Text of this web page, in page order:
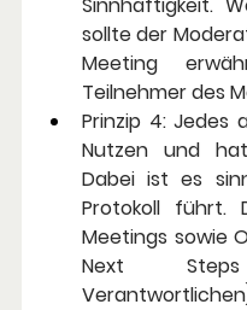
sollte der
Meeting
Teilnehmer des
Prinzip 4: Jedes
Nutzen und
Dabei ist es
Protokoll führt.
Meetings sowie
Next